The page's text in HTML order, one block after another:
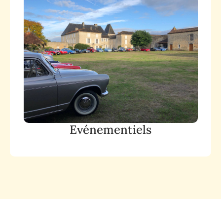
Evénementiels